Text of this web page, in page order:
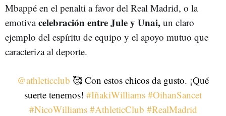
Mbappé en el penalti a favor del Real Madrid, o la
emotivacelebración entre Jule y Unai, un claro
ejemplo del espíritu de equipo y el apoyo mutuo que
caracteriza al deporte.
@athleticclub 🥰 Con estos chicos da gusto. ¡Qué
suerte tenemos! #IñakiWilliams #OihanSancet
#NicoWilliams #AthleticClub #RealMadrid